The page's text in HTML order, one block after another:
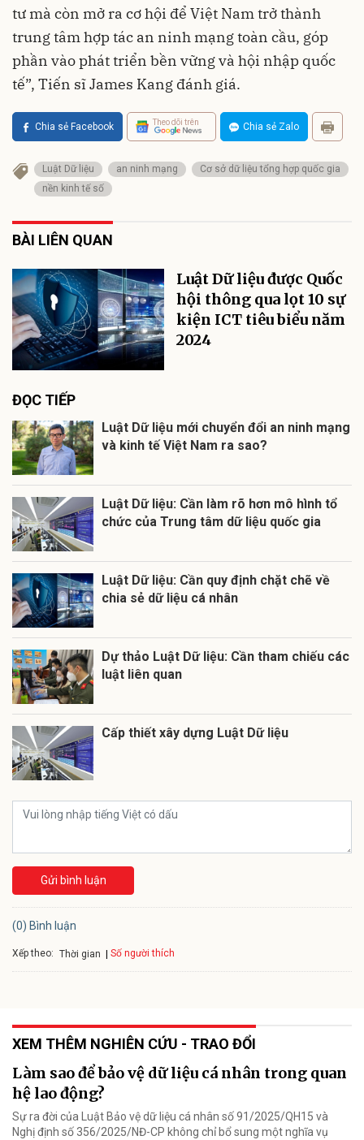
tư mà còn mở ra cơ hội để Việt Nam trở thành
trung tâm hợp tác an ninh mạng toàn cầu, góp
phần vào phát triển bền vững và hội nhập quốc
tế”, Tiến sĩ James Kang đánh giá.
Chia sẻ Facebook Theo dõi trên Chia sẻ Zalo
Luật Dữ liệu an ninh mạng
Cơ sở dữ liệu tổng hợp quốc gia
nền kinh tế số
BÀI LIÊN QUAN
Luật Dữ liệu được Quốc
hội thông qua lọt 10 sự
kiện ICT tiêu biểu năm
2024
ĐỌC TIẾP
Luật Dữ liệu mới chuyển đổi an ninh mạng
và kinh tế Việt Nam ra sao?
Luật Dữ liệu: Cần làm rõ hơn mô hình tổ
chức của Trung tâm dữ liệu quốc gia
Luật Dữ liệu: Cần quy định chặt chẽ về
chia sẻ dữ liệu cá nhân
Dự thảo Luật Dữ liệu: Cần tham chiếu các
luật liên quan
Cấp thiết xây dựng Luật Dữ liệu
Gửi bình luận
(0) Bình luận
Xếp theo: Thời gian Số người thích
XEM THÊM NGHIÊN CỨU - TRAO ĐỔI
Làm sao để bảo vệ dữ liệu cá nhân trong quan
hệ lao động?
Sự ra đời của Luật Bảo vệ dữ liệu cá nhân số 91/2025/QH15 và
Nghị định số 356/2025/NĐ-CP không chỉ bổ sung một nghĩa vụ